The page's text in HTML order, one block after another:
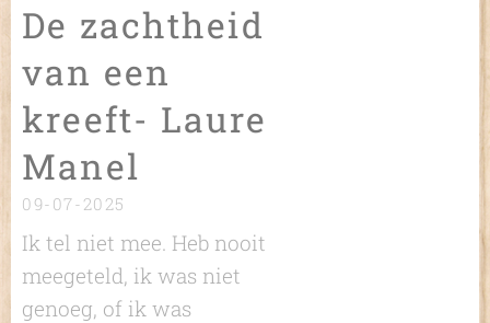
De zachtheid
van een
kreeft- Laure
Manel
09-07-2025
Ik tel niet mee. Heb nooit
meegeteld, ik was niet
genoeg, of ik was